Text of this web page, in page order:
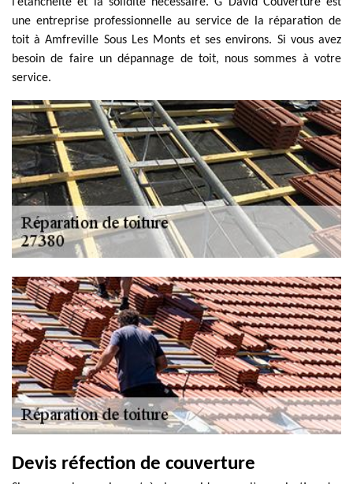
une entreprise professionnelle au service de la réparation de
toit à Amfreville Sous Les Monts et ses environs. Si vous avez
besoin de faire un dépannage de toit, nous sommes à votre
service.
Devis réfection de couverture